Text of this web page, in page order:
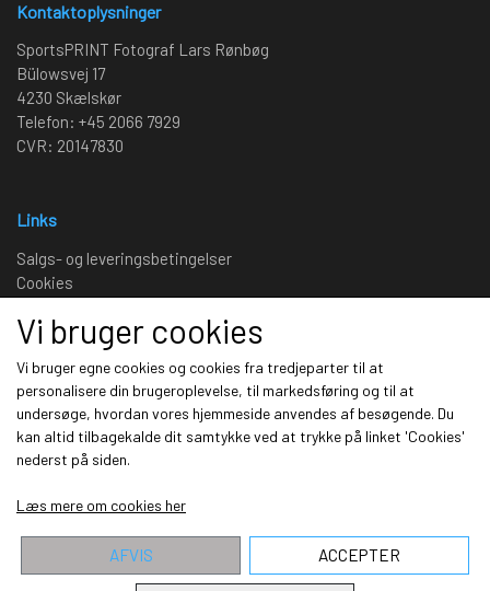
Kontaktoplysninger
SportsPRINT Fotograf Lars Rønbøg
Bülowsvej 17
4230 Skælskør
Telefon: +45 2066 7929
CVR: 20147830
Links
Salgs- og leveringsbetingelser
Cookies
Kunde login
Sociale medier
Vi bruger cookies
Vi bruger egne cookies og cookies fra tredjeparter til at
personalisere din brugeroplevelse, til markedsføring og til at
undersøge, hvordan vores hjemmeside anvendes af besøgende. Du
kan altid tilbagekalde dit samtykke ved at trykke på linket 'Cookies'
nederst på siden.
Læs mere om cookies her
AFVIS ACCEPTER